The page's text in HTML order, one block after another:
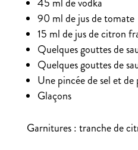
90 ml de jus de tomate
15 ml de jus de citron
Quelques gouttes de
Quelques gouttes de
Une pincée de sel et
Glaçons
Garnitures : tranche de